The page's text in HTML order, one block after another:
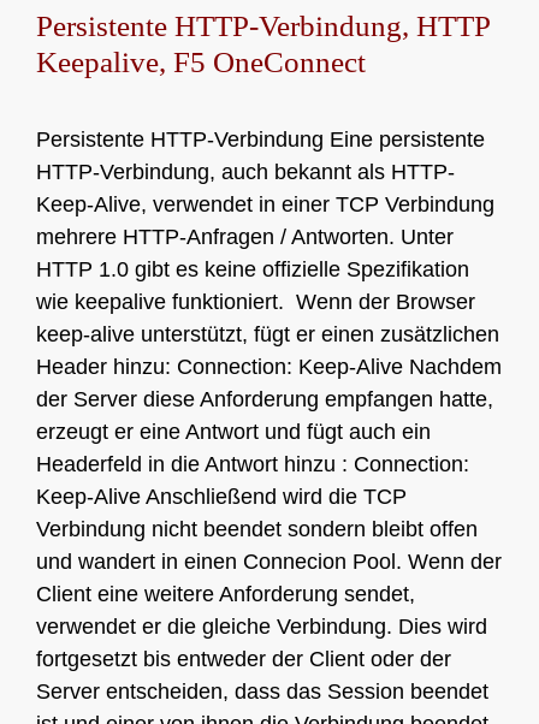
Persistente HTTP-Verbindung, HTTP
Keepalive, F5 OneConnect
Persistente HTTP-Verbindung Eine persistente
HTTP-Verbindung, auch bekannt als HTTP-
Keep-Alive, verwendet in einer TCP Verbindung
mehrere HTTP-Anfragen / Antworten. Unter
HTTP 1.0 gibt es keine offizielle Spezifikation
wie keepalive funktioniert. Wenn der Browser
keep-alive unterstützt, fügt er einen zusätzlichen
Header hinzu: Connection: Keep-Alive Nachdem
der Server diese Anforderung empfangen hatte,
erzeugt er eine Antwort und fügt auch ein
Headerfeld in die Antwort hinzu : Connection:
Keep-Alive Anschließend wird die TCP
Verbindung nicht beendet sondern bleibt offen
und wandert in einen Connecion Pool. Wenn der
Client eine weitere Anforderung sendet,
verwendet er die gleiche Verbindung. Dies wird
fortgesetzt bis entweder der Client oder der
Server entscheiden, dass das Session beendet